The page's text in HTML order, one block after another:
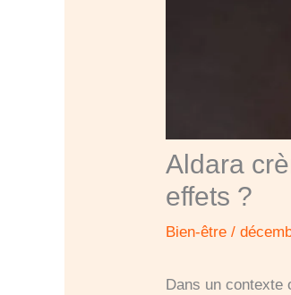
Aldara
effets ?
Bien-être /
Dans un contexte